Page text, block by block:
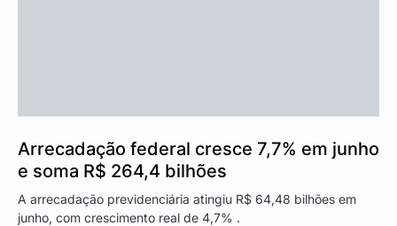
Arrecadação federal cresce 7,7% em junho
e soma R$ 264,4 bilhões
A arrecadação previdenciária atingiu R$ 64,48 bilhões em
junho, com crescimento real de 4,7% .